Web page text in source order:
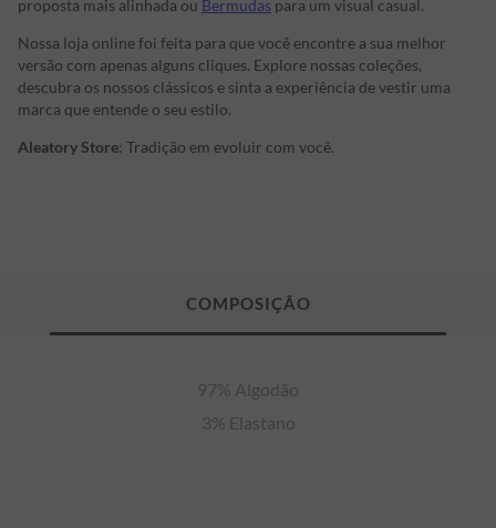
proposta mais alinhada ou Bermudas para um visual casual.
Nossa loja online foi feita para que você encontre a sua melhor
versão com apenas alguns cliques. Explore nossas coleções,
descubra os nossos clássicos e sinta a experiência de vestir uma
marca que entende o seu estilo.
Aleatory Store: Tradição em evoluir com você.
97% Algodão
3% Elastano